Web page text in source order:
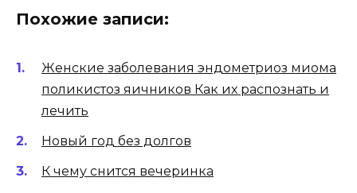
Похожие записи:
Женские заболевания эндометриоз миома
поликистоз яичников Как их распознать и
лечить
Новый год без долгов
К чему снится вечеринка